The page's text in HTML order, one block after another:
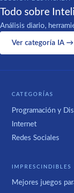
Todo sobre
Análisis diario,
Ver categoría IA →
CATEGORÍAS
Programación y
Internet
Redes Sociales
IMPRESCINDIBLES
Mejores juegos